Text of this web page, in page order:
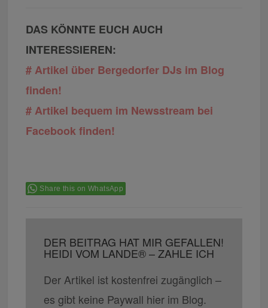
DAS KÖNNTE EUCH AUCH
INTERESSIEREN:
# Artikel über Bergedorfer DJs im Blog
finden!
# Artikel bequem im Newsstream bei
Facebook finden!
Share this on WhatsApp
DER BEITRAG HAT MIR GEFALLEN!
HEIDI VOM LANDE® – ZAHLE ICH
Der Artikel ist kostenfrei zugänglich –
es gibt keine Paywall hier im Blog.